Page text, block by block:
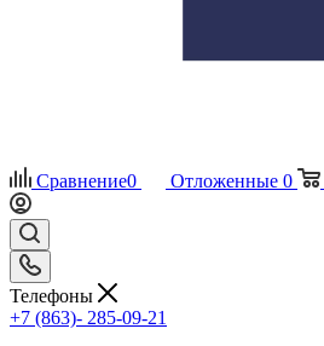
Сравнение0 Отложенные 0
Телефоны
+7 (863)- 285-09-21